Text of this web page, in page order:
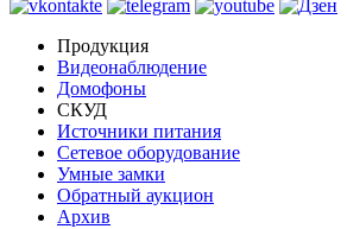
Продукция
Видеонаблюдение
Домофоны
СКУД
Источники питания
Сетевое оборудование
Умные замки
Обратный аукцион
Архив